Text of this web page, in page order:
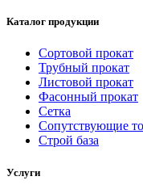
Каталог продукции
Сортовой прокат
Трубный прокат
Листовой прокат
Фасонный прокат
Сетка
Сопутствующие
Строй база
Услуги